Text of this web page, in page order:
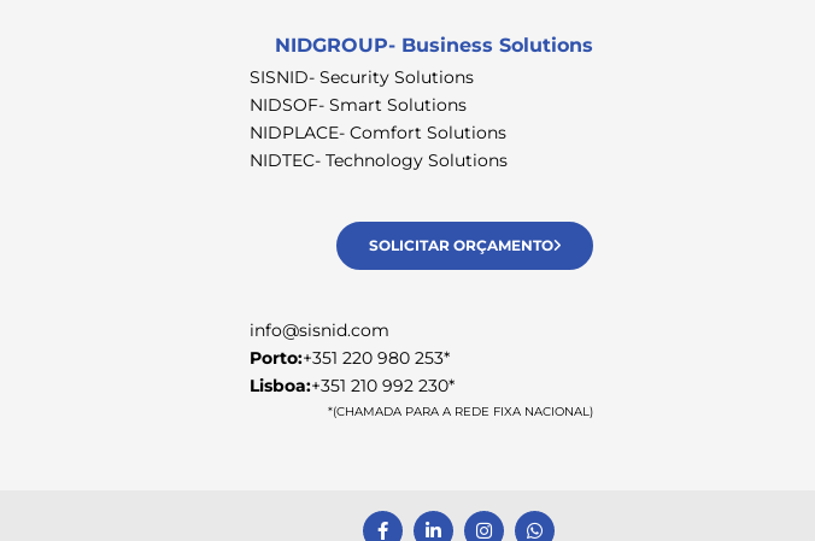
NIDGROUP- Business Solutions
SISNID- Security Solutions
NIDSOF- Smart Solutions
NIDPLACE- Comfort Solutions
NIDTEC- Technology Solutions
SOLICITAR ORÇAMENTO
info@sisnid.com
Porto:+351 220 980 253*
Lisboa:+351 210 992 230*
*(CHAMADA PARA A REDE FIXA NACIONAL)
F L I W